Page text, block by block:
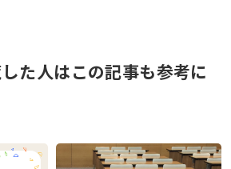
た人はこの記事も参考に